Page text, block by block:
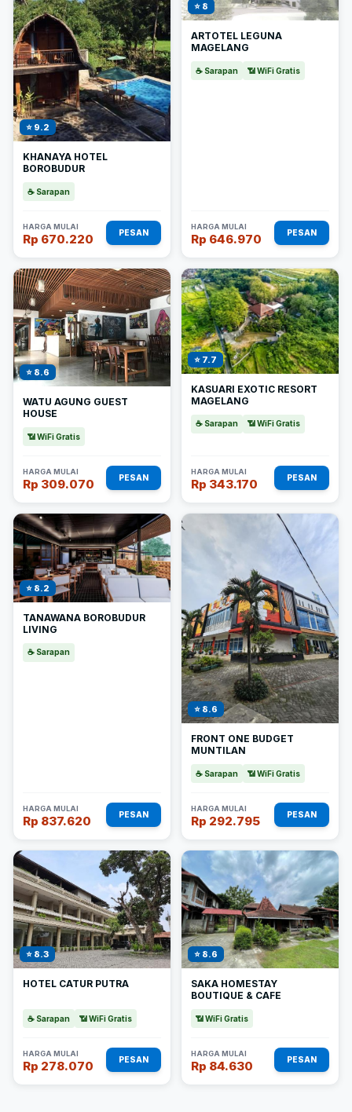
⭐ 9.2
KHANAYA HOTEL
BOROBUDUR
☕ Sarapan
HARGA MULAI
Rp 670.220 PESAN
⭐ 8
ARTOTEL LEGUNA
MAGELANG
☕ Sarapan 📶 WiFi Gratis
HARGA MULAI
Rp 646.970 PESAN
⭐ 8.6
WATU AGUNG GUEST
HOUSE
📶 WiFi Gratis
HARGA MULAI
Rp 309.070 PESAN
⭐ 7.7
KASUARI EXOTIC RESORT
MAGELANG
☕ Sarapan 📶 WiFi Gratis
HARGA MULAI
Rp 343.170 PESAN
⭐ 8.2
TANAWANA BOROBUDUR
LIVING
☕ Sarapan
HARGA MULAI
Rp 837.620 PESAN
⭐ 8.6
FRONT ONE BUDGET
MUNTILAN
☕ Sarapan 📶 WiFi Gratis
HARGA MULAI
Rp 292.795 PESAN
⭐ 8.3
HOTEL CATUR PUTRA
☕ Sarapan 📶 WiFi Gratis
HARGA MULAI
Rp 278.070 PESAN
⭐ 8.6
SAKA HOMESTAY
BOUTIQUE & CAFE
📶 WiFi Gratis
HARGA MULAI
Rp 84.630 PESAN